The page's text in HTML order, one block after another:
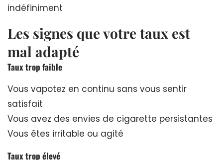
indéfiniment
Les signes que votre taux est
mal adapté
Taux trop faible
Vous vapotez en continu sans vous sentir
satisfait
Vous avez des envies de cigarette persistantes
Vous êtes irritable ou agité
Taux trop élevé